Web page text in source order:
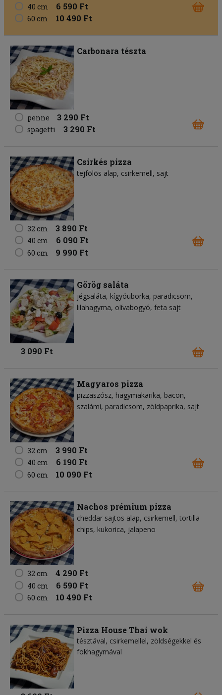
40 cm 6 590 Ft
60 cm 10 490 Ft
Carbonara tészta
penne 3 290 Ft
spagetti 3 290 Ft
Csirkés pizza
tejfölös alap csirkemell sajt
32 cm 3 890 Ft
40 cm 6 090 Ft
60 cm 9 990 Ft
Görög saláta
jégsaláta kígyóuborka paradicsom
lilahagyma olívabogyó feta sajt
3 090 Ft
Magyaros pizza
pizzaszósz hagymakarika bacon
szalámi paradicsom zöldpaprika sajt
32 cm 3 990 Ft
40 cm 6 190 Ft
60 cm 10 090 Ft
Nachos prémium pizza
cheddar sajtos alap csirkemell tortilla
chips kukorica jalapeno
32 cm 4 290 Ft
40 cm 6 590 Ft
60 cm 10 490 Ft
Pizza House Thai wok
tésztával, csirkemellel, zöldségekkel és
fokhagymával